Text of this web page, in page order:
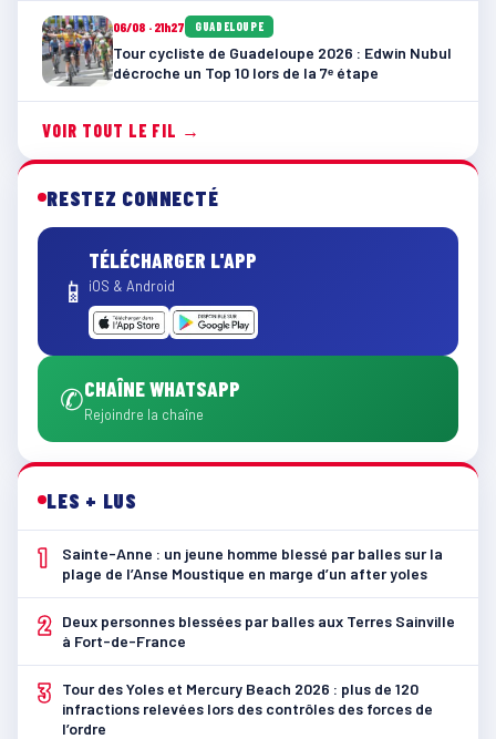
06/08 · 21h27 GUADELOUPE
Tour cycliste de Guadeloupe 2026 : Edwin Nubul
décroche un Top 10 lors de la 7ᵉ étape
VOIR TOUT LE FIL →
RESTEZ CONNECTÉ
📱
TÉLÉCHARGER L'APP
iOS & Android
✆CHAÎNE WHATSAPP
Rejoindre la chaîne
LES + LUS
1
Sainte-Anne : un jeune homme blessé par balles sur la
plage de l’Anse Moustique en marge d’un after yoles
2
Deux personnes blessées par balles aux Terres Sainville
à Fort-de-France
3
Tour des Yoles et Mercury Beach 2026 : plus de 120
infractions relevées lors des contrôles des forces de
l’ordre